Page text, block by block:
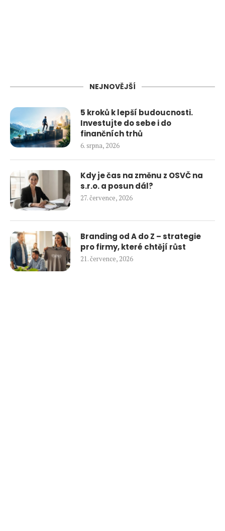
NEJNOVĚJŠÍ
5 kroků k lepší budoucnosti.
Investujte do sebe i do
finančních trhů
6. srpna, 2026
Kdy je čas na změnu z OSVČ na
s.r.o. a posun dál?
27. července, 2026
Branding od A do Z – strategie
pro firmy, které chtějí růst
21. července, 2026